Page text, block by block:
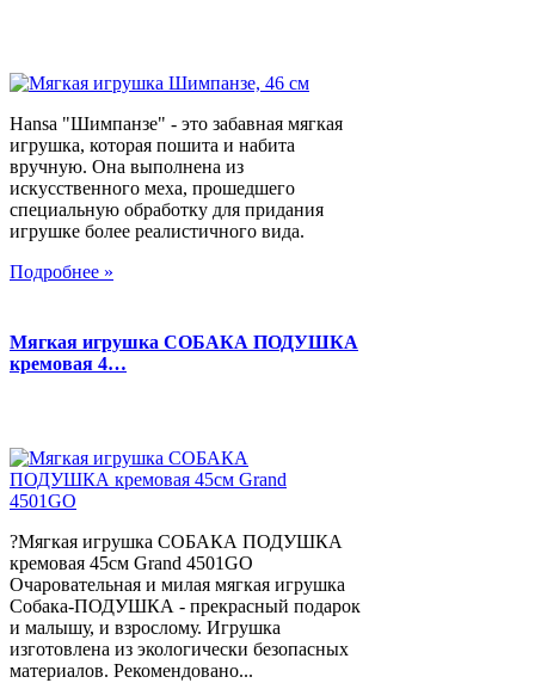
Hansa "Шимпанзе" - это забавная мягкая
игрушка, которая пошита и набита
вручную. Она выполнена из
искусственного меха, прошедшего
специальную обработку для придания
игрушке более реалистичного вида.
Подробнее »
Мягкая игрушка СОБАКА ПОДУШКА
кремовая 4…
?Мягкая игрушка СОБАКА ПОДУШКА
кремовая 45см Grand 4501GO
Очаровательная и милая мягкая игрушка
Собака-ПОДУШКА - прекрасный подарок
и малышу, и взрослому. Игрушка
изготовлена из экологически безопасных
материалов. Рекомендовано...